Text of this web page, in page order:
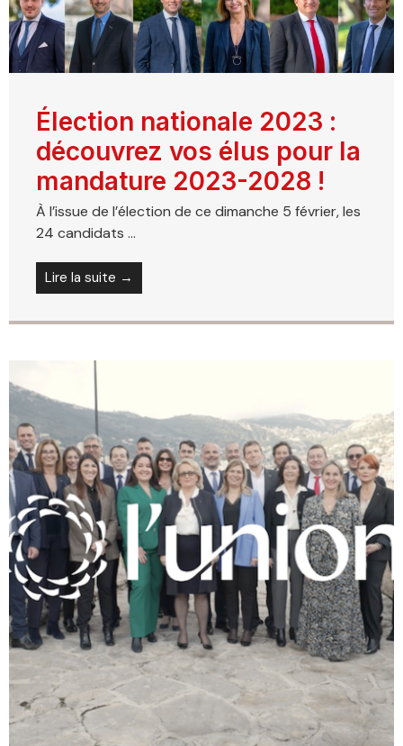
Élection nationale 2023 :
découvrez vos élus pour la
mandature 2023-2028 !
À l’issue de l’élection de ce dimanche 5 février, les
24 candidats ...
Lire la suite →